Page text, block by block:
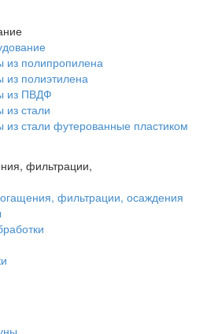
из полипропилена
из полиэтилена
из ПВДФ
из стали
из стали футерованные пластиком
фильтрации,
фильтрации, осаждения